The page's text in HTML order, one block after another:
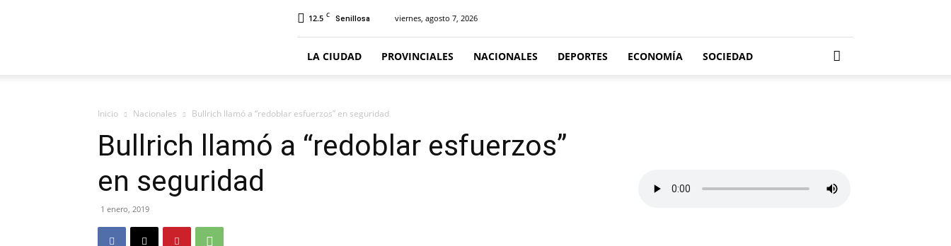
12.5 C Senillosa viernes, agosto 7, 2026
LA CIUDAD PROVINCIALES NACIONALES DEPORTES ECONOMÍA SOCIEDAD
Inicio Nacionales Bullrich llamó a “redoblar esfuerzos” en seguridad
Bullrich llamó a “redoblar esfuerzos”
en seguridad
1 enero, 2019